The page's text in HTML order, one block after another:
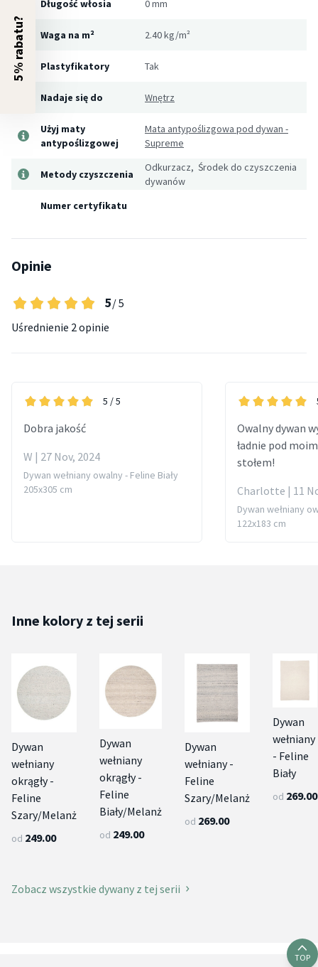
Długość włosia 0 mm
Waga na m² 2.40 kg/m²
Plastyfikatory Tak
Nadaje się do Wnętrz
Użyj maty
antypoślizgowej
Mata antypoślizgowa pod dywan -
Supreme
Metody czyszczenia
Odkurzacz, Środek do czyszczenia
dywanów
Numer certyfikatu
Opinie
5/ 5
Uśrednienie 2 opinie
5 / 5
Dobra jakość
W | 27 Nov, 2024
Dywan wełniany owalny - Feline Biały
205x305 cm
Owalny dywan
ładnie pod
stołem!
Charlotte | 11
Dywan wełniany
122x183 cm
Inne kolory z tej serii
Dywan
wełniany
okrągły -
Feline
Szary/Melanż
od 249.00
Dywan
wełniany
okrągły -
Feline
Biały/Melanż
od 249.00
Dywan
wełniany -
Feline
Szary/Melanż
od 269.00
Dywan
wełniany
- Feline
Biały
od 269.00
Zobacz wszystkie dywany z tej serii
TOP
5% rabatu?